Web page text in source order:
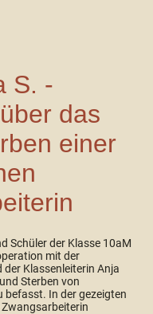
S. -
das
einer
Schüler der Klasse 10aM
mit der
Klassenleiterin Anja
Sterben von
befasst. In der gezeigten